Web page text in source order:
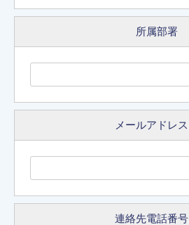
所属部署
メールアドレス
連絡先電話番号